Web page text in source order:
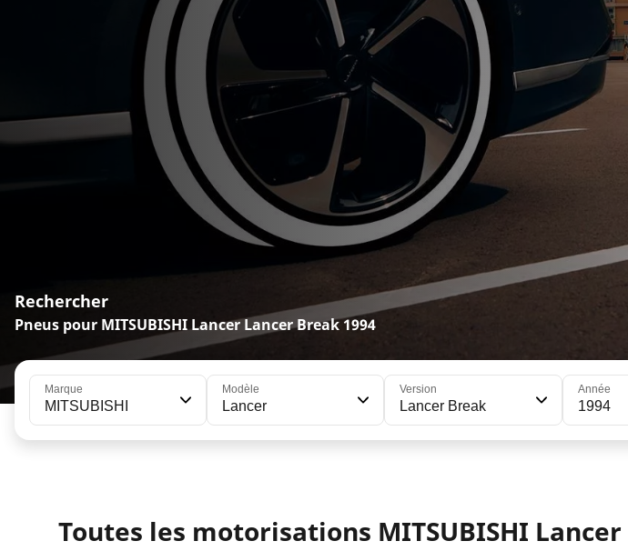
Rechercher
Pneus pour MITSUBISHI Lancer Lancer Break 1994
Marque
MITSUBISHI
Modèle
Lancer
Version
Lancer Break
Année
1994
Toutes les motorisations MITSUBISHI